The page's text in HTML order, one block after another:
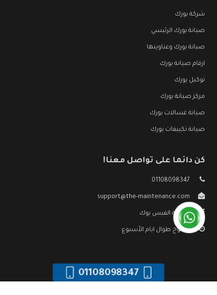
شركة يورك
صيانة يورك الرئيسي
صيانة يورك وعناوينها
ارقام صيانة يورك
توكيل يورك
مركز صيانة يورك
صيانة غسالات يورك
صيانة تكييفات يورك
كن دائما على تواصل معنا!
01108098347
support@the-maintenance.com
صفحة الفيس بوك
مفتوح طوال ايام الأسبوع
01108098347